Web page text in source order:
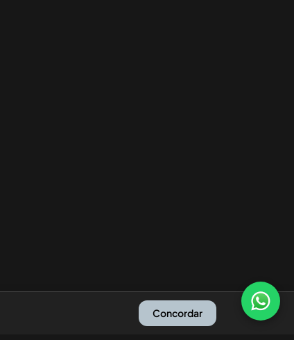
Concordar